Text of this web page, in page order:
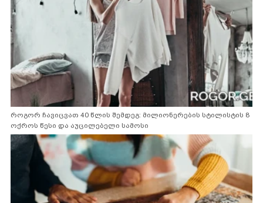
როგორ ჩავიცვათ 40 წლის შემდეგ: მილიონერების სტილისტის 8
ოქროს წესი და აუცილებელი სამოსი